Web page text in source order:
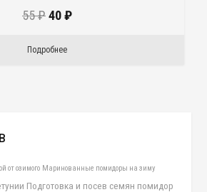
55₽40₽
Подробнее
от озимого Маринованные помидоры на зиму
Подготовка и посев семян помидор